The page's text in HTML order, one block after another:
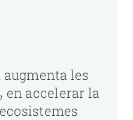
les
en accelerar la